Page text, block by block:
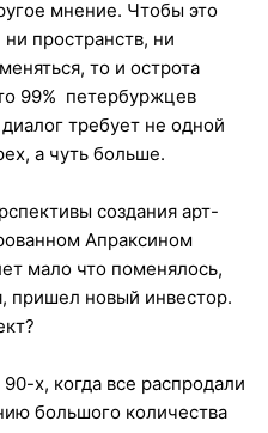
мнение. Чтобы это
пространств, ни
то и острота
99% петербуржцев
требует не одной
а чуть больше.
создания арт-
Апраксином
мало что поменялось,
пришел новый инвестор.
х, когда все распродали
большого количества